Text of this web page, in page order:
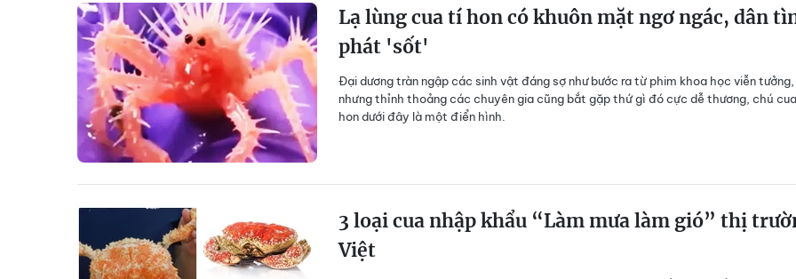
Lạ lùng cua tí hon có khuôn mặt ngơ ngác, dân
phát 'sốt'
Đại dương tràn ngập các sinh vật đáng sợ như bước ra từ phim khoa học viễn tưởng,
nhưng thỉnh thoảng các chuyên gia cũng bắt gặp thứ gì đó cực dễ thương, chú
hon dưới đây là một điển hình.
3 loại cua nhập khẩu “Làm mưa làm gió” thị
Việt